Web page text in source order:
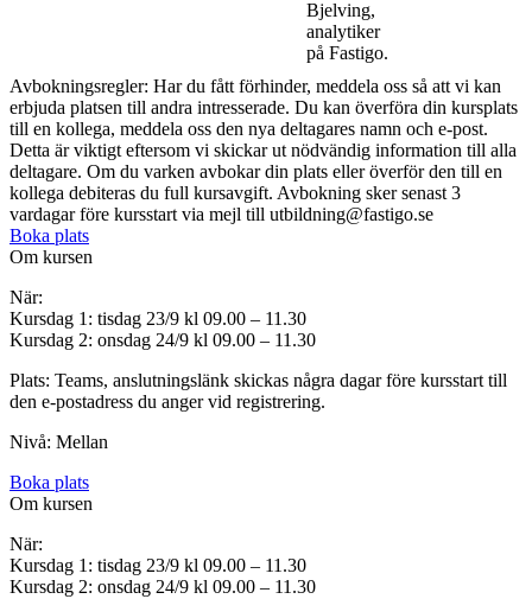
Bjelving,
analytiker
på Fastigo.
Avbokningsregler: Har du fått förhinder, meddela oss så att vi kan
erbjuda platsen till andra intresserade. Du kan överföra din kursplats
till en kollega, meddela oss den nya deltagares namn och e-post.
Detta är viktigt eftersom vi skickar ut nödvändig information till alla
deltagare. Om du varken avbokar din plats eller överför den till en
kollega debiteras du full kursavgift. Avbokning sker senast 3
vardagar före kursstart via mejl till utbildning@fastigo.se
Boka plats
Om kursen
När:
Kursdag 1: tisdag 23/9 kl 09.00 – 11.30
Kursdag 2: onsdag 24/9 kl 09.00 – 11.30
Plats: Teams, anslutningslänk skickas några dagar före kursstart till
den e-postadress du anger vid registrering.
Nivå: Mellan
Boka plats
Om kursen
När:
Kursdag 1: tisdag 23/9 kl 09.00 – 11.30
Kursdag 2: onsdag 24/9 kl 09.00 – 11.30